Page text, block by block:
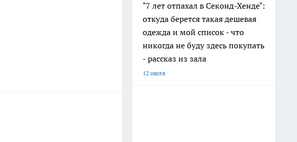
"7 лет отпахал в Секонд-Хенде":
откуда берется такая дешевая
одежда и мой список - что
никогда не буду здесь покупать
- рассказ из зала
12 июля